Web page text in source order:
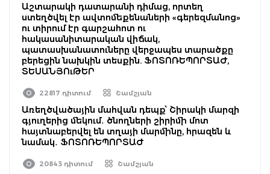
Աշտարակի դատարանի դիմաց, որտեղ
ստեղծվել էր ավտոմեքենաների «գերեզմանոց»
ու տիրում էր գարշահոտ ու
հակասանիտարական վիճակ,
պատասխանատուները վերջապես տարածքը
բերեցին նախկին տեսքին. ՖՈՏՈՌԵՊՈՐՏԱԺ,
ՏԵՍԱՆՅՈւԹԵՐ
22817 դիտում Շամշյան
Առեղծվածային մահվան դեպք՝ Շիրակի մարզի
գյուղերից մեկում․ ծնողների շիրիմի մոտ
հայտնաբերվել են տղայի մարմինը, հրազեն և
նամակ․ ՖՈՏՈՌԵՊՈՐՏԱԺ
20843 դիտում Շամշյան